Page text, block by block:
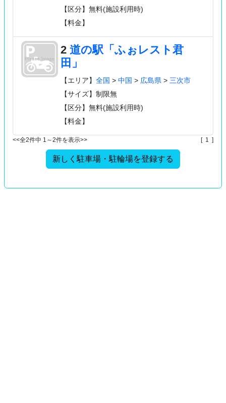
【区分】無料(施設利用時)
【料金】
2 道の駅「ふぉレスト君
田」
【エリア】 全国 > 中国 > 広島県 > 三次市
【サイズ】制限無
【区分】無料(施設利用時)
【料金】
<<全2件中 1～2件を表示>> [ 1 ]
新しく駐車場・駐輪場を登録する